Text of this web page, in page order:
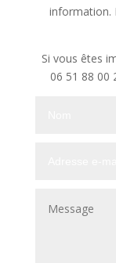
information.
Si vous êtes
06 51 88 00